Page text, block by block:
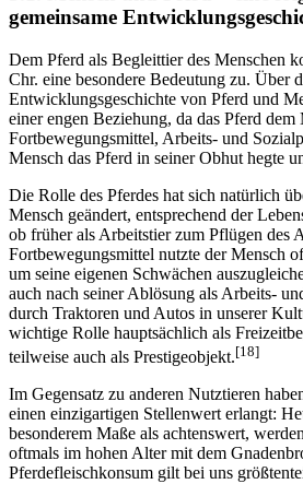
3.1. Mensch und Pferd – eine
gemeinsame
Dem Pferd als Begleittier des Menschen
Chr. eine besondere Bedeutung zu. Über
Entwicklungsgeschichte von Pferd und
einer engen Beziehung, da das Pferd dem
Mensch das Pferd in seiner Obhut hegte
Die Rolle des Pferdes hat sich natürlich
Mensch geändert, entsprechend der
ob früher als Arbeitstier zum Pflügen des
Fortbewegungsmittel nutzte der Mensch
um seine eigenen Schwächen
auch nach seiner Ablösung als Arbeits-
durch Traktoren und Autos in unserer
wichtige Rolle hauptsächlich als
teilweise auch als Prestigeobjekt.[18]
Im Gegensatz zu anderen Nutztieren
einen einzigartigen Stellenwert erlangt:
besonderem Maße als achtenswert,